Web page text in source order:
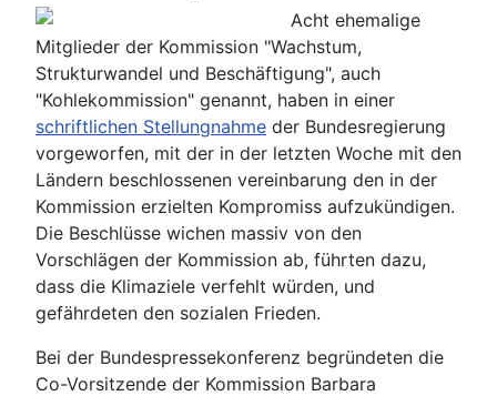
Acht ehemalige
Mitglieder der Kommission "Wachstum,
Strukturwandel und Beschäftigung", auch
"Kohlekommission" genannt, haben in einer
schriftlichen Stellungnahme der Bundesregierung
vorgeworfen, mit der in der letzten Woche mit den
Ländern beschlossenen vereinbarung den in der
Kommission erzielten Kompromiss aufzukündigen.
Die Beschlüsse wichen massiv von den
Vorschlägen der Kommission ab, führten dazu,
dass die Klimaziele verfehlt würden, und
gefährdeten den sozialen Frieden.
Bei der Bundespressekonferenz begründeten die
Co-Vorsitzende der Kommission Barbara